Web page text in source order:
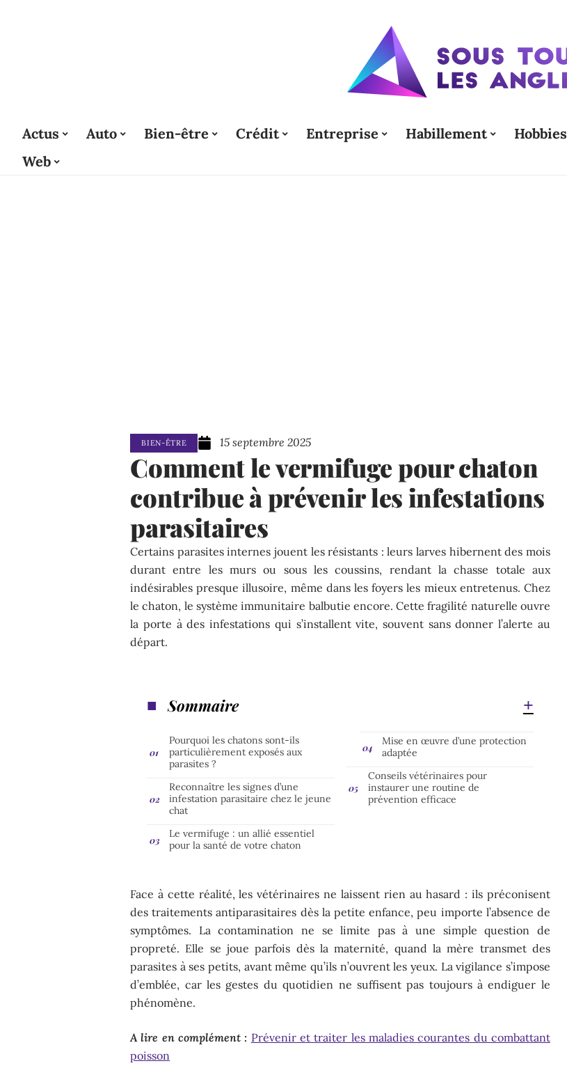
Actus Auto Bien-être Crédit Entreprise Habillement Hobbies
Web
BIEN-ÊTRE 15 septembre 2025
Comment le vermifuge pour chaton
contribue à prévenir les infestations
parasitaires
Certains parasites internes jouent les résistants : leurs larves hibernent des mois
durant entre les murs ou sous les coussins, rendant la chasse totale aux
indésirables presque illusoire, même dans les foyers les mieux entretenus. Chez
le chaton, le système immunitaire balbutie encore. Cette fragilité naturelle ouvre
la porte à des infestations qui s’installent vite, souvent sans donner l’alerte au
départ.
Sommaire
Pourquoi les chatons sont-ils
particulièrement exposés aux
parasites ?
Reconnaître les signes d’une
infestation parasitaire chez le jeune
chat
Le vermifuge : un allié essentiel
pour la santé de votre chaton
Mise en œuvre d’une protection
adaptée
Conseils vétérinaires pour
instaurer une routine de
prévention efficace
Face à cette réalité, les vétérinaires ne laissent rien au hasard : ils préconisent
des traitements antiparasitaires dès la petite enfance, peu importe l’absence de
symptômes. La contamination ne se limite pas à une simple question de
propreté. Elle se joue parfois dès la maternité, quand la mère transmet des
parasites à ses petits, avant même qu’ils n’ouvrent les yeux. La vigilance s’impose
d’emblée, car les gestes du quotidien ne suffisent pas toujours à endiguer le
phénomène.
A lire en complément : Prévenir et traiter les maladies courantes du combattant
poisson